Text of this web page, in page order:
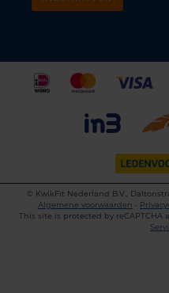
©
KwikFit Nederland B.V.,
Algemene voorwaarden •
This site is protected by reCAPTCHA